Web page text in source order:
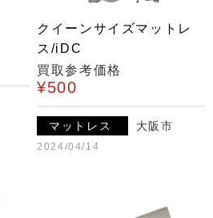
クイーンサイズマットレ
ス/iDC
買取参考価格
¥500
マットレス 大阪市
2024/04/14